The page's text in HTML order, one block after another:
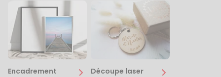
Encadrement Découpe laser